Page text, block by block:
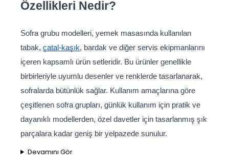
Özellikleri Nedir?
Sofra grubu modelleri, yemek masasında kullanılan
tabak, çatal-kaşık, bardak ve diğer servis ekipmanlarını
içeren kapsamlı ürün setleridir. Bu ürünler genellikle
birbirleriyle uyumlu desenler ve renklerde tasarlanarak,
sofralarda bütünlük sağlar. Kullanım amaçlarına göre
çeşitlenen sofra grupları, günlük kullanım için pratik ve
dayanıklı modellerden, özel davetler için tasarlanmış şık
parçalara kadar geniş bir yelpazede sunulur.
Devamını Gör